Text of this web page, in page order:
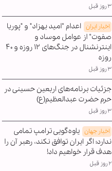
۳ روز قبل
اخبار ایران اعدام "امید بهزاد" و "پوریا
صفوت" از عوامل موساد و
اینترنشنال در جنگ‌های ۱۲ روزه و ۴۰
روزه
۳ روز قبل
جزئیات برنامه‌های اربعین حسینی در
حرم حضرت عبدالعظیم(ع)
۳ روز قبل
اخبار جهان یاوه‌گویی ترامپ تمامی
ندارد؛ اگر ایران توافق نکند، رهبر آن را
هدف قرار خواهیم داد!
۲ روز قبل